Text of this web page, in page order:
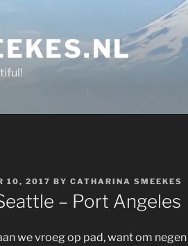
10, 2017 BY CATHARINA SMEEKES
– Port Angeles
we vroeg op pad, want om